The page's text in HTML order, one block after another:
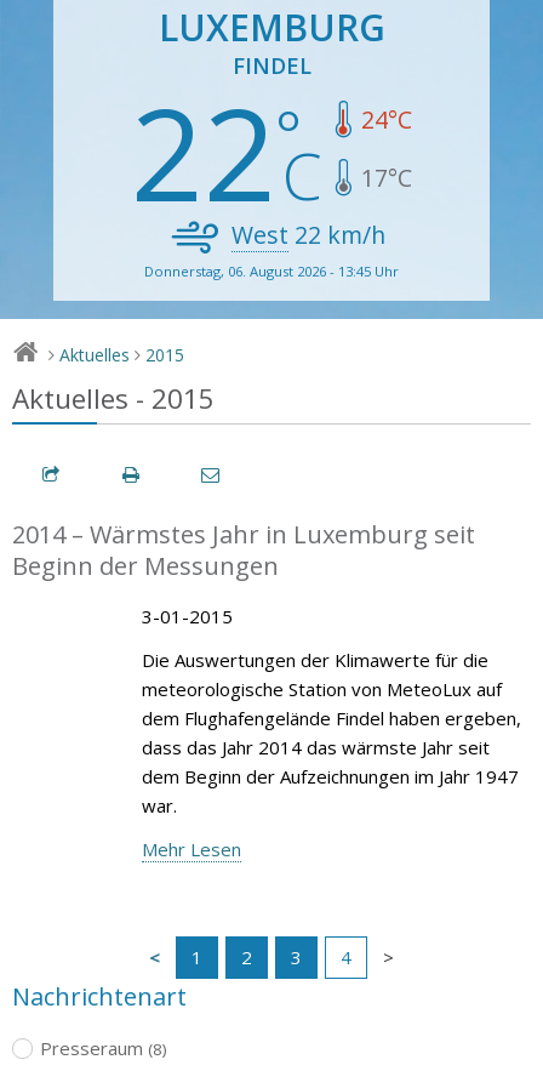
LUXEMBURG
FINDEL
22 24°C
17°C
West 22 km/h
Donnerstag, 06. August 2026 - 13:45 Uhr
> Aktuelles > 2015
Aktuelles - 2015
2014 – Wärmstes Jahr in Luxemburg seit
Beginn der Messungen
3-01-2015
Die Auswertungen der Klimawerte für die
meteorologische Station von MeteoLux auf
dem Flughafengelände Findel haben ergeben,
dass das Jahr 2014 das wärmste Jahr seit
dem Beginn der Aufzeichnungen im Jahr 1947
war.
Mehr Lesen
1 2 3 4
Nachrichtenart
Presseraum (8)